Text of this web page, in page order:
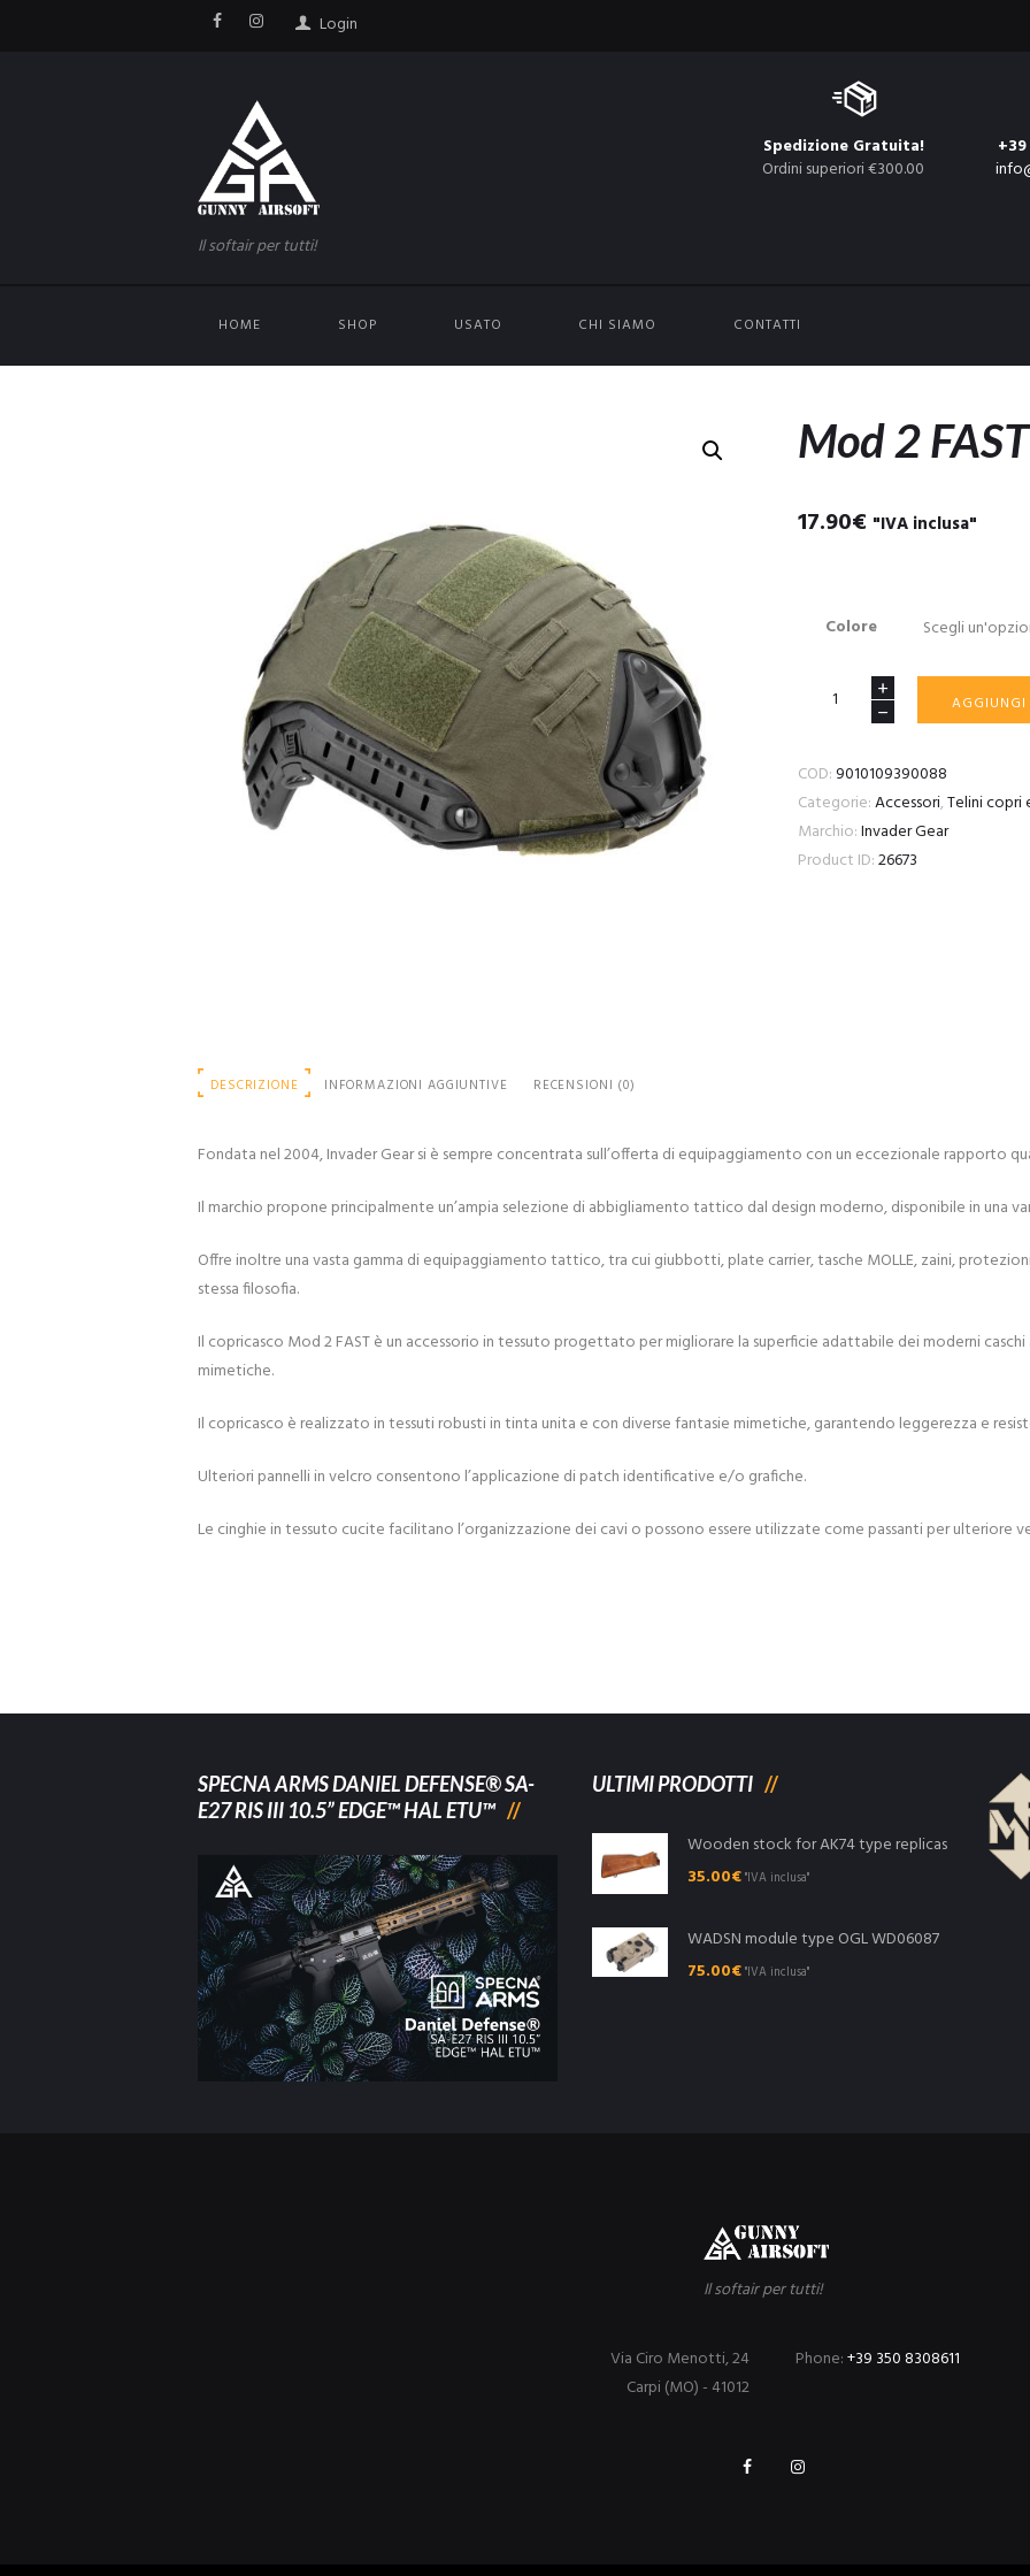
Login
Il softair per tutti!
Spedizione Gratuita!
Ordini superiori €300.00
HOME SHOP USATO CHI SIAMO CONTATTI
Mod 2
17.90€ "IVA inclusa"
Colore
Helmet
Cover
quantità
AGGIUNGI
COD: 9010109390088
Categorie:Accessori,Telini
Marchio:Invader Gear
Product ID:26673
DESCRIZIONE INFORMAZIONI AGGIUNTIVE RECENSIONI (0)
Fondata nel 2004, Invader Gear si è sempre concentrata sull’offerta di equipaggiamento con un eccezionale rapporto
Il marchio propone principalmente un’ampia selezione di abbigliamento tattico dal design moderno, disponibile in una
Offre inoltre una vasta gamma di equipaggiamento tattico, tra cui giubbotti, plate carrier, tasche MOLLE, zaini,
stessa filosofia.
Il copricasco Mod 2 FAST è un accessorio in tessuto progettato per migliorare la superficie adattabile dei moderni
mimetiche.
Il copricasco è realizzato in tessuti robusti in tinta unita e con diverse fantasie mimetiche, garantendo leggerezza e
Ulteriori pannelli in velcro consentono l’applicazione di patch identificative e/o grafiche.
Le cinghie in tessuto cucite facilitano l’organizzazione dei cavi o possono essere utilizzate come passanti per ulteriore
SPECNA ARMS DANIEL DEFENSE® SA-
E27 RIS III 10.5” EDGE™ HAL ETU™
ULTIMI PRODOTTI
Wooden stock for AK74 type replicas
35.00€"IVA inclusa"
WADSN module type OGL WD06087
75.00€"IVA inclusa"
Il softair per tutti!
Phone:+39 350 8308611
Via Ciro Menotti, 24
Carpi (MO) - 41012